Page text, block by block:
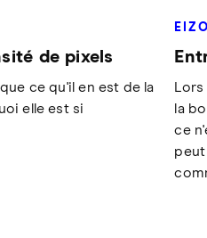
de pixels
ce qu'il en est de la
elle est si
Lors
la
ce